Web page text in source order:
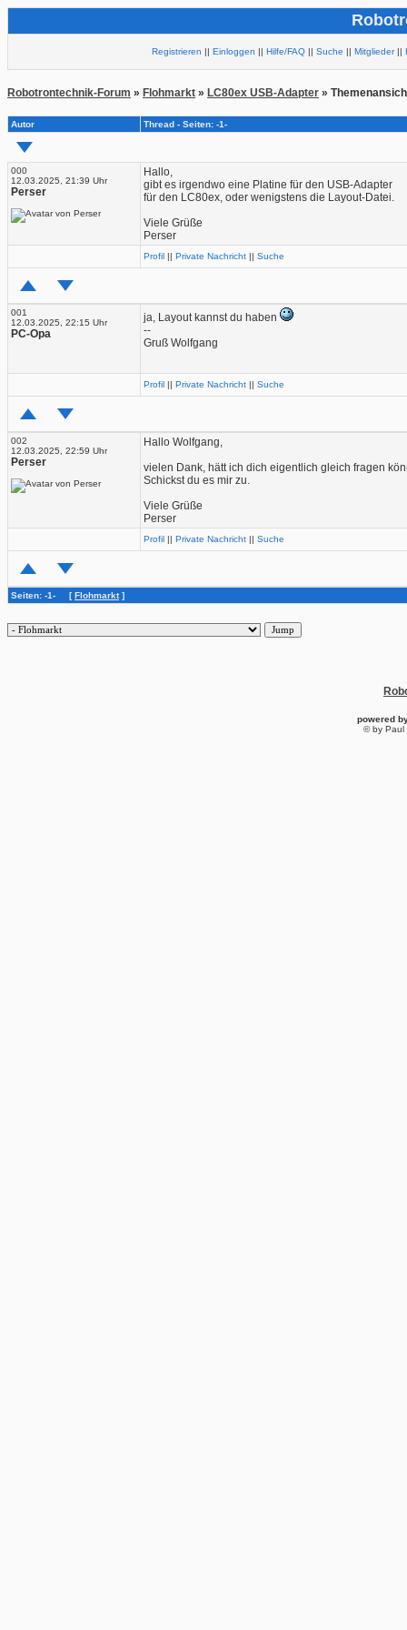
Registrieren || Einloggen || Hilfe/FAQ || Suche || Mitglieder||
Robotrontechnik-Forum » Flohmarkt » LC80ex USB-Adapter »
Autor Thread - Seiten: -1-
000
12.03.2025, 21:39 Uhr
Perser
Hallo,
gibt es irgendwo eine Platine für den USB-Adapter
für den LC80ex, oder wenigstens die Layout-Datei.
Viele Grüße
Perser
Profil || Private Nachricht || Suche
001
12.03.2025, 22:15 Uhr
PC-Opa
ja, Layout kannst du haben
--
Gruß Wolfgang
Profil || Private Nachricht || Suche
002
12.03.2025, 22:59 Uhr
Perser
Hallo Wolfgang,
vielen Dank, hätt ich dich eigentlich gleich fragen
Schickst du es mir zu.
Viele Grüße
Perser
Profil || Private Nachricht || Suche
Seiten: -1- [Flohmarkt]
powered
© by Paul